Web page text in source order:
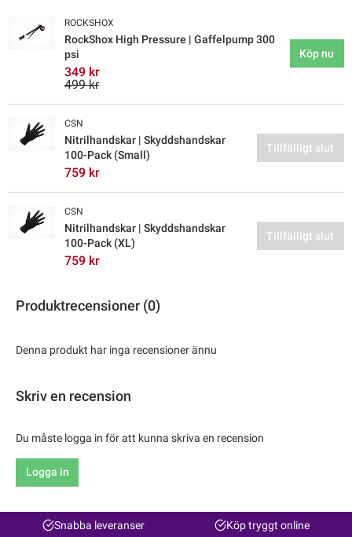
ROCKSHOX
RockShox High Pressure | Gaffelpump 300
psi
349 kr
499 kr
Köp nu
CSN
Nitrilhandskar | Skyddshandskar
100-Pack (Small)
759 kr
Tillfälligt slut
CSN
Nitrilhandskar | Skyddshandskar
100-Pack (XL)
759 kr
Tillfälligt slut
Produktrecensioner (0)
Denna produkt har inga recensioner ännu
Skriv en recension
Du måste logga in för att kunna skriva en recension
Logga in
Snabba leveranser Köp tryggt online